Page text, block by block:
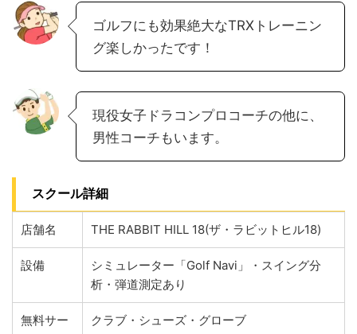
ゴルフにも効果絶大なTRXトレーニン
グ楽しかったです！
現役女子ドラコンプロコーチの他に、
男性コーチもいます。
スクール詳細
店舗名 THE RABBIT HILL 18(ザ・ラビットヒル18)
設備
シミュレーター「Golf Navi」・スイング分
析・弾道測定あり
無料サー
クラブ・シューズ・グローブ